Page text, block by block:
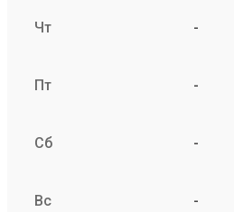
Чт -
Пт -
Сб -
Вс -